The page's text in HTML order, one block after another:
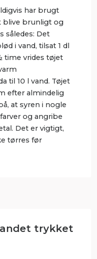
har brugt
blive brunligt og
således: Det
i vand, tilsat 1 dl
time vrides tøjet
til 10 l vand. Tøjet
efter almindelig
at syren i nogle
og angribe
Det er vigtigt,
tørres før
trykket